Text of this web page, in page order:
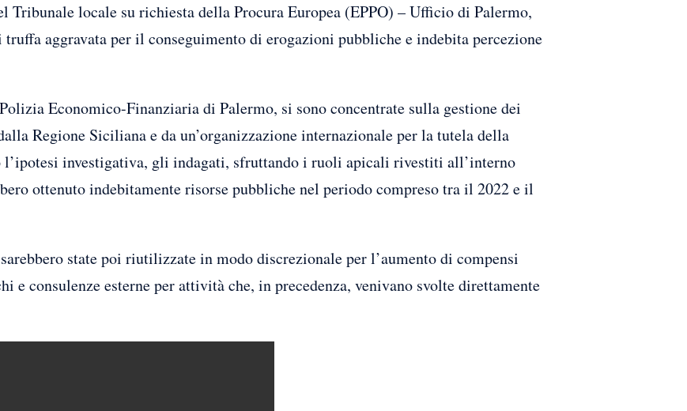
Tribunale locale su richiesta della Procura Europea (EPPO) – Ufficio di Palermo,
aggravata per il conseguimento di erogazioni pubbliche e indebita percezione
Economico-Finanziaria di Palermo, si sono concentrate sulla gestione dei
Regione Siciliana e da un’organizzazione internazionale per la tutela della
l’ipotesi investigativa, gli indagati, sfruttando i ruoli apicali rivestiti all’interno
ottenuto indebitamente risorse pubbliche nel periodo compreso tra il 2022 e il
state poi riutilizzate in modo discrezionale per l’aumento di compensi
e consulenze esterne per attività che, in precedenza, venivano svolte direttamente